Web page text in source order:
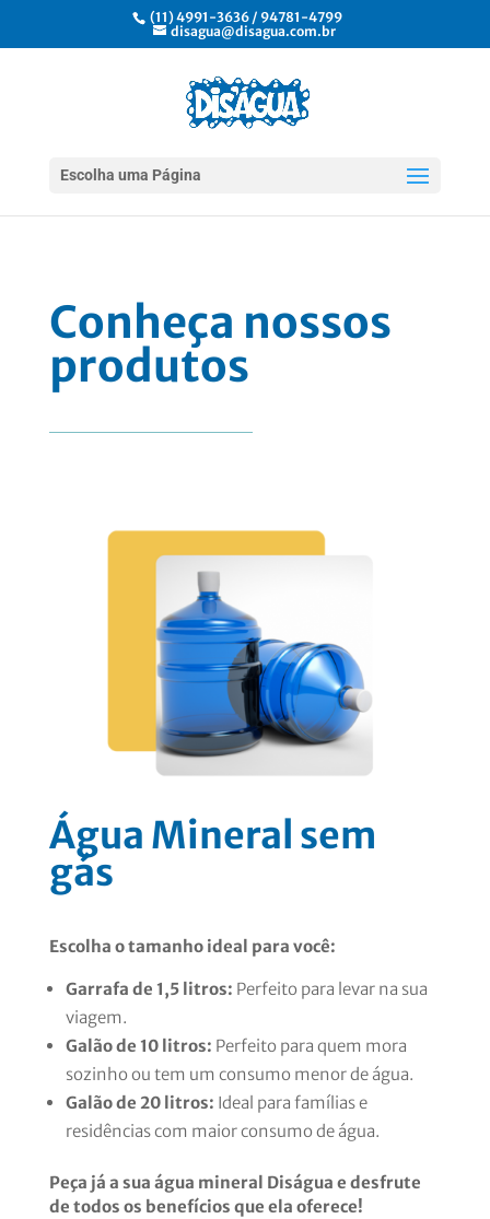
(11) 4991-3636 / 94781-4799
disagua@disagua.com.br
Escolha uma Página
Conheça nossos
produtos
Água Mineral sem
gás
Escolha o tamanho ideal para você:
Garrafa de 1,5 litros: Perfeito para levar na sua
viagem.
Galão de 10 litros: Perfeito para quem mora
sozinho ou tem um consumo menor de água.
Galão de 20 litros: Ideal para famílias e
residências com maior consumo de água.
Peça já a sua água mineral Diságua e desfrute
de todos os benefícios que ela oferece!